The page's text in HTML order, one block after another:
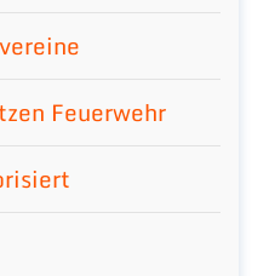
Feuerwehr